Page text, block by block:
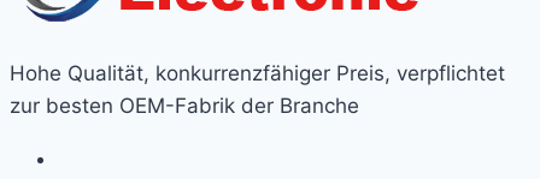
Hohe Qualität, konkurrenzfähiger Preis, verpflichtet
zur besten OEM-Fabrik der Branche